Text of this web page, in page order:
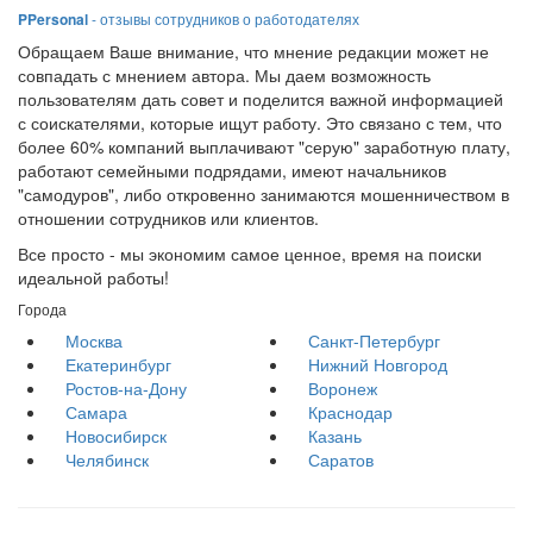
PPersonal- отзывы сотрудников о работодателях
Обращаем Ваше внимание, что мнение редакции может не
совпадать с мнением автора. Мы даем возможность
пользователям дать совет и поделится важной информацией
с соискателями, которые ищут работу. Это связано с тем, что
более 60% компаний выплачивают "серую" заработную плату,
работают семейными подрядами, имеют начальников
"самодуров", либо откровенно занимаются мошенничеством в
отношении сотрудников или клиентов.
Все просто - мы экономим самое ценное, время на поиски
идеальной работы!
Города
Москва
Санкт-Петербург
Екатеринбург
Нижний Новгород
Ростов-на-Дону
Воронеж
Самара
Краснодар
Новосибирск
Казань
Челябинск
Саратов